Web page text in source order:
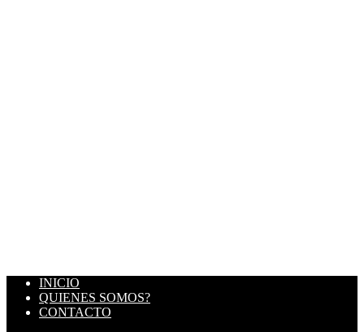
INICIO
QUIENES SOMOS?
CONTACTO